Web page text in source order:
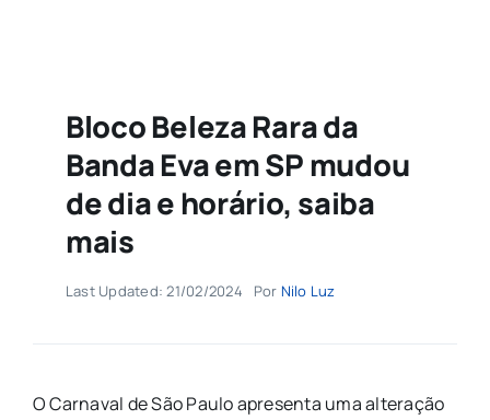
Bloco Beleza Rara da
Banda Eva em SP mudou
de dia e horário, saiba
mais
Last Updated: 21/02/2024 Por Nilo Luz
O Carnaval de São Paulo apresenta uma alteração